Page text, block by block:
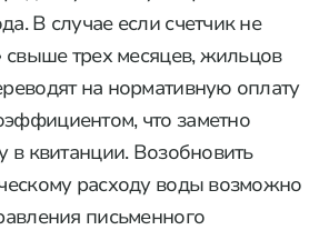
В случае если счетчик не
свыше трех месяцев, жильцов
на нормативную оплату
что заметно
в квитанции. Возобновить
расходу воды возможно
письменного